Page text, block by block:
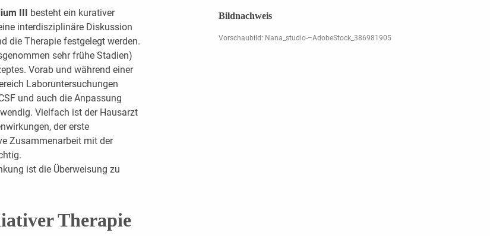
III besteht ein kurativer
interdisziplinäre Diskussion
die Therapie festgelegt werden.
sehr frühe Stadien)
Vorab und während einer
Laboruntersuchungen
und auch die Anpassung
Vielfach ist der Hausarzt
der erste
Zusammenarbeit mit der
ist die Überweisung zu
Therapie
Bildnachweis
Vorschaubild: Nana_studio-–AdobeStock_386981905